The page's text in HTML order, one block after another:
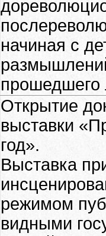
начиная с
прошедшего
Открытие
выставки
год».
Выставка
режимом
видными